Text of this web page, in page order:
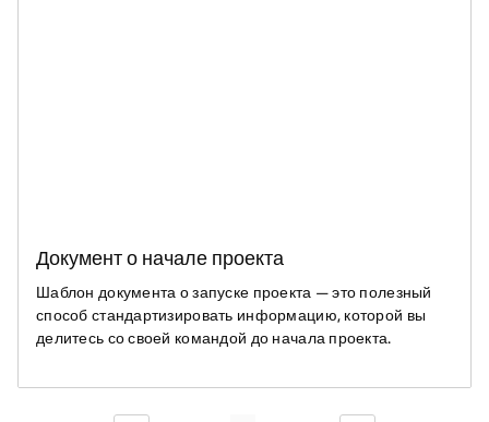
Документ о начале проекта
Шаблон документа о запуске проекта — это полезный
способ стандартизировать информацию, которой вы
делитесь со своей командой до начала проекта.